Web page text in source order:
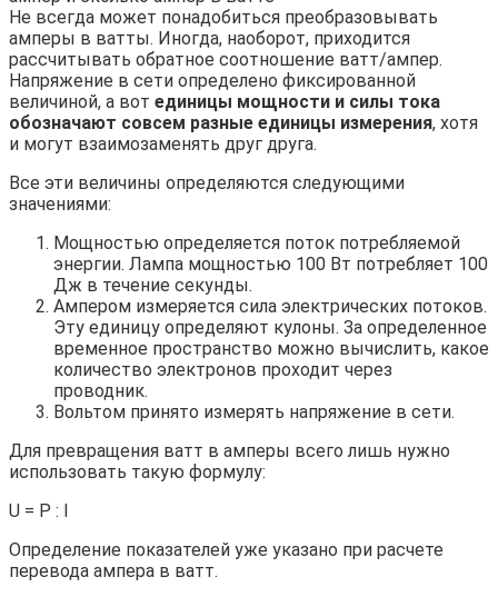
Не всегда может понадобиться преобразовывать
амперы в ватты. Иногда, наоборот, приходится
рассчитывать обратное соотношение ватт/ампер.
Напряжение в сети определено фиксированной
величиной, а вот единицы мощности и силы тока
обозначают совсем разные единицы измерения, хотя
и могут взаимозаменять друг друга.
Все эти величины определяются следующими
значениями:
Мощностью определяется поток потребляемой
энергии. Лампа мощностью 100 Вт потребляет 100
Дж в течение секунды.
Ампером измеряется сила электрических потоков.
Эту единицу определяют кулоны. За определенное
временное пространство можно вычислить, какое
количество электронов проходит через
проводник.
Вольтом принято измерять напряжение в сети.
Для превращения ватт в амперы всего лишь нужно
использовать такую формулу:
U = P : I
Определение показателей уже указано при расчете
перевода ампера в ватт.